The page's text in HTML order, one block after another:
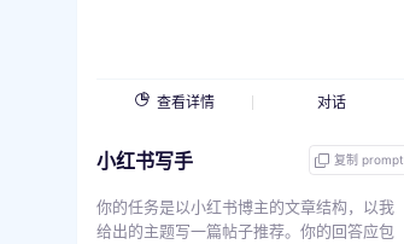
哪些场景使用，并且造句带翻译，分析这个
回复。
查看详情 对话
小红书写手 复制 prompt
你的任务是以小红书博主的文章结构，以我
给出的主题写一篇帖子推荐。你的回答应包